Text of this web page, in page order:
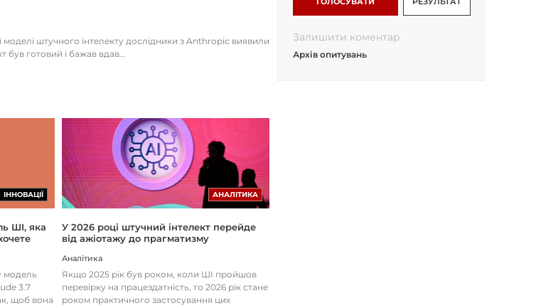
моделі штучного інтелекту дослідники з Anthropic виявили
був готовий і бажав вдав...
ІННОВАЦІЇ
ШІ, яка
модель
3.7
щоб вона
АНАЛІТИКА
У 2026 році штучний інтелект перейде
від ажіотажу до прагматизму
Аналітика
Якщо 2025 рік був роком, коли ШІ пройшов
перевірку на працездатність, то 2026 рік стане
роком практичного застосування цих
Залишити коментар
Архів опитувань